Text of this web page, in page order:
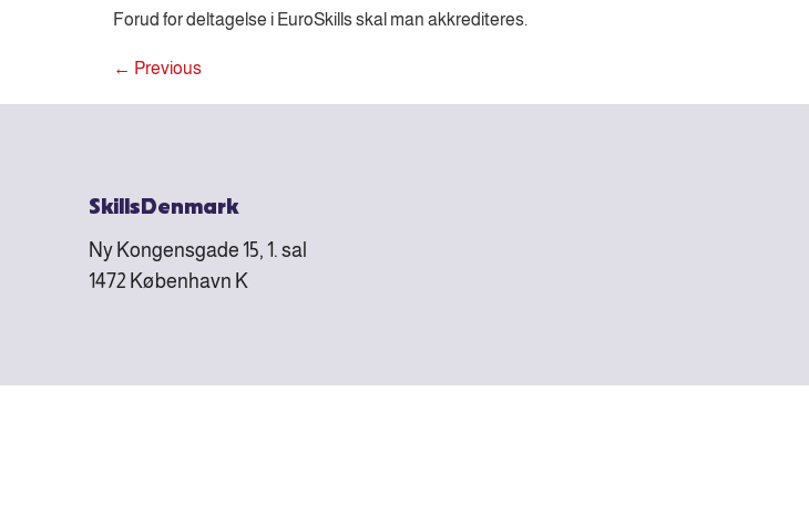
Forud for deltagelse i EuroSkills skal man akkrediteres.
← Previous
SkillsDenmark
Ny Kongensgade 15, 1. sal
1472 København K